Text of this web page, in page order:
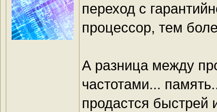
переход с
процессор, тем
А разница между
частотами...
продастся